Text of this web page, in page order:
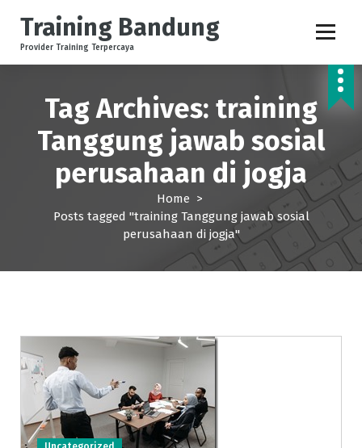
p
Training Bandung
Provider Training Terpercaya
Tag Archives: training
Tanggung jawab sosial
perusahaan di jogja
Home >
Posts tagged "training Tanggung jawab sosial
perusahaan di jogja"